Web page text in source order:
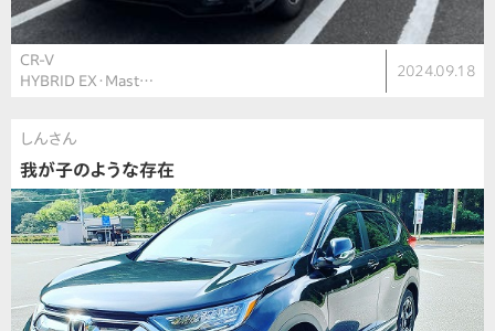
CR-V
HYBRID EX・Mast…
2024.09.18
しんさん
我が子のような存在